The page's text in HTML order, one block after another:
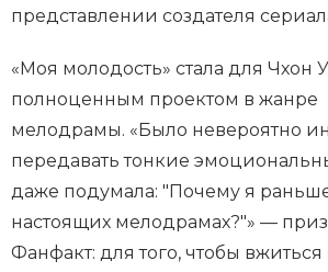
представлении создателя
«Моя молодость» стала для Чхон
полноценным проектом в жанре
мелодрамы. «Было невероятно
передавать тонкие
даже подумала: "Почему я
настоящих мелодрамах?"» —
Фанфакт: для того, чтобы